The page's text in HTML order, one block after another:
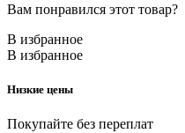
Вам понравился этот товар?
В избранное
В избранное
Низкие цены
Покупайте без переплат